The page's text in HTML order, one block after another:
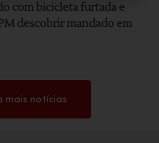
com bicicleta furtada e
descobrir mandado em
mais notícias